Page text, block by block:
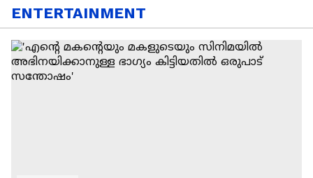
ENTERTAINMENT